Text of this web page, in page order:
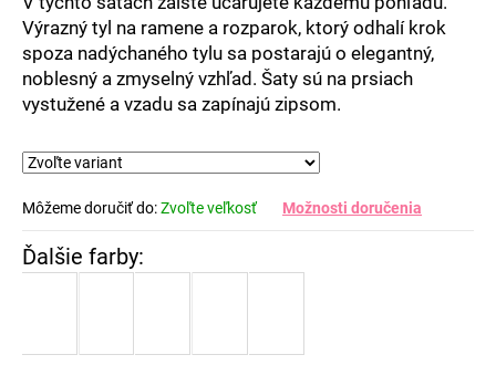
Výrazný tyl na ramene a rozparok, ktorý odhalí krok
spoza nadýchaného tylu sa postarajú o elegantný,
noblesný a zmyselný vzhľad. Šaty sú na prsiach
vystužené a vzadu sa zapínajú zipsom.
Môžeme doručiť do:Zvoľte veľkosť Možnosti doručenia